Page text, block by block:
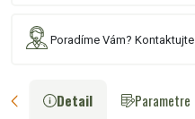
Poradíme Vám?
Detail Parametre